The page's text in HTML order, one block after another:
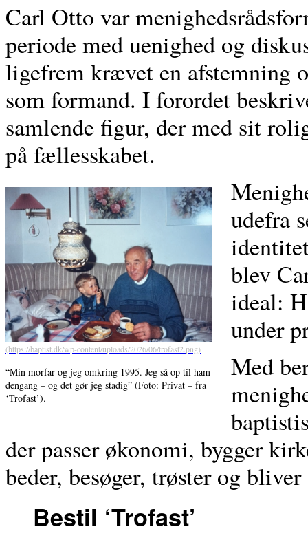
Carl Otto var
periode med uenighed og
ligefrem krævet en afstemning
som formand. I forordet
samlende figur, der med sit
på fællesskabet.
“Min morfar og jeg omkring 1995. Jeg så op til ham
dengang – og det gør jeg stadig” (Foto: Privat – fra
‘Trofast’).
udefra
blev
ideal:
under
Med
der passer økonomi, bygger
beder, besøger, trøster og
Bestil ‘Trofast’